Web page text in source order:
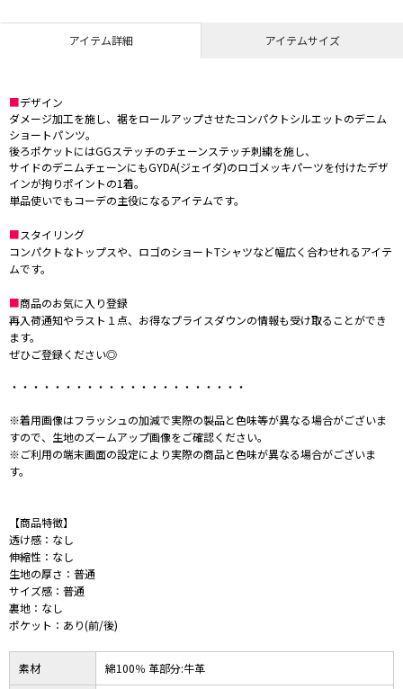
アイテム詳細 アイテムサイズ
■デザイン
ダメージ加工を施し、裾をロールアップさせたコンパクトシルエットのデニム
ショートパンツ。
後ろポケットにはGGステッチのチェーンステッチ刺繍を施し、
サイドのデニムチェーンにもGYDA(ジェイダ)のロゴメッキパーツを付けたデザ
インが拘りポイントの1着。
単品使いでもコーデの主役になるアイテムです。
■スタイリング
コンパクトなトップスや、ロゴのショートTシャツなど幅広く合わせれるアイテ
ムです。
■商品のお気に入り登録
再入荷通知やラスト１点、お得なプライスダウンの情報も受け取ることができ
ます。
ぜひご登録ください◎
・・・・・・・・・・・・・・・・・・・・・・
※着用画像はフラッシュの加減で実際の製品と色味等が異なる場合がございま
すので、生地のズームアップ画像をご確認ください。
※ご利用の端末画面の設定により実際の商品と色味が異なる場合がございま
す。
【商品特徴】
透け感：なし
伸縮性：なし
生地の厚さ：普通
サイズ感：普通
裏地：なし
ポケット：あり(前/後)
素材 綿100％ 革部分:牛革